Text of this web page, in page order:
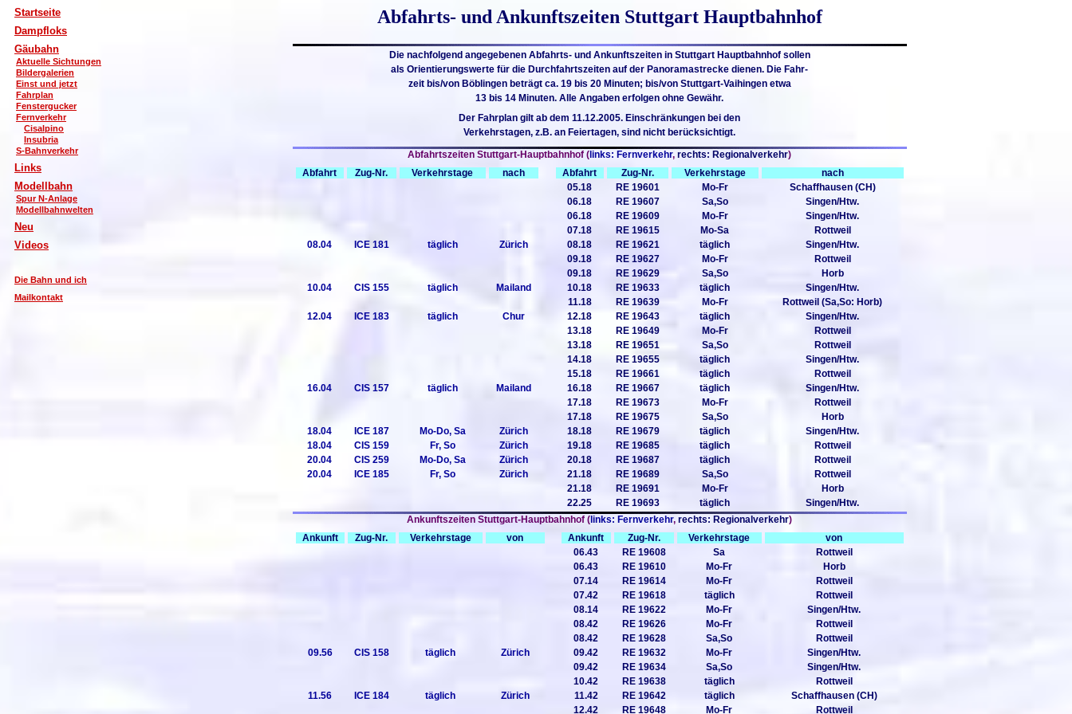
Startseite
Dampfloks
Gäubahn
Aktuelle Sichtungen
Bildergalerien
Einst und jetzt
Fahrplan
Fenstergucker
Fernverkehr
Cisalpino
Insubria
S-Bahnverkehr
Links
Modellbahn
Spur N-Anlage
Modellbahnwelten
Neu
Videos
Die Bahn und ich
Mailkontakt
Abfahrts- und Ankunftszeiten Stuttgart Hauptbahnhof
Die nachfolgend angegebenen Abfahrts- und Ankunftszeiten in Stuttgart Hauptbahnhof sollen
als Orientierungswerte für die Durchfahrtszeiten auf der Panoramastrecke dienen. Die Fahr-
zeit bis/von Böblingen beträgt ca. 19 bis 20 Minuten; bis/von Stuttgart-Vaihingen etwa
13 bis 14 Minuten. Alle Angaben erfolgen ohne Gewähr.
Der Fahrplan gilt ab dem 11.12.2005. Einschränkungen bei den
Verkehrstagen, z.B. an Feiertagen, sind nicht berücksichtigt.
Abfahrtszeiten Stuttgart-Hauptbahnhof ( links: Fernverkehr, rechts: Regionalverkehr)
Abfahrt
Zug-Nr. Verkehrstage nach Abfahrt Zug-Nr. Verkehrstage
nach
05.18
RE 19601 Mo-Fr
Schaffhausen (CH)
06.18
RE 19607 Sa,So
Singen/Htw.
06.18
RE 19609 Mo-Fr
Singen/Htw.
07.18
RE 19615 Mo-Sa
Rottweil
08.04
ICE 181 täglich Zürich 08.18 RE 19621 täglich
Singen/Htw.
09.18
RE 19627 Mo-Fr
Rottweil
09.18
RE 19629 Sa,So
Horb
10.04
CIS 155 täglich Mailand 10.18 RE 19633 täglich
Singen/Htw.
11.18
RE 19639 Mo-Fr
Rottweil (Sa,So: Horb)
12.04
ICE 183 täglich Chur 12.18 RE 19643 täglich
Singen/Htw.
13.18
RE 19649 Mo-Fr
Rottweil
13.18
RE 19651 Sa,So
Rottweil
14.18
RE 19655 täglich
Singen/Htw.
15.18
RE 19661 täglich
Rottweil
16.04
CIS 157 täglich Mailand 16.18 RE 19667 täglich
Singen/Htw.
17.18
RE 19673 Mo-Fr
Rottweil
17.18
RE 19675 Sa,So
Horb
18.04
ICE 187 Mo-Do, Sa Zürich 18.18 RE 19679 täglich
Singen/Htw.
18.04
CIS 159 Fr, So Zürich 19.18 RE 19685 täglich
Rottweil
20.04
CIS 259 Mo-Do, Sa Zürich 20.18 RE 19687 täglich
Rottweil
20.04
ICE 185 Fr, So Zürich 21.18 RE 19689 Sa,So
Rottweil
21.18
RE 19691 Mo-Fr
Horb
22.25
RE 19693 täglich
Singen/Htw.
Ankunftszeiten Stuttgart-Hauptbahnhof ( links: Fernverkehr, rechts: Regionalverkehr)
Ankunft
Zug-Nr. Verkehrstage von Ankunft Zug-Nr. Verkehrstage
von
06.43
RE 19608 Sa
Rottweil
06.43
RE 19610 Mo-Fr
Horb
07.14
RE 19614 Mo-Fr
Rottweil
07.42
RE 19618 täglich
Rottweil
08.14
RE 19622 Mo-Fr
Singen/Htw.
08.42
RE 19626 Mo-Fr
Rottweil
08.42
RE 19628 Sa,So
Rottweil
09.56
CIS 158 täglich Zürich 09.42 RE 19632 Mo-Fr
Singen/Htw.
09.42
RE 19634 Sa,So
Singen/Htw.
10.42
RE 19638 täglich
Rottweil
11.56
ICE 184 täglich Zürich 11.42 RE 19642 täglich
Schaffhausen (CH)
12.42
RE 19648 Mo-Fr Rottweil